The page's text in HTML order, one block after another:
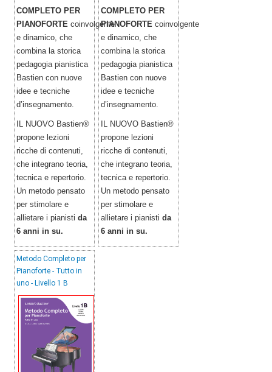
COMPLETO PER
PIANOFORTE coinvolgente
e dinamico, che
combina la storica
pedagogia pianistica
Bastien con nuove
idee e tecniche
d’insegnamento.
IL NUOVO Bastien®
propone lezioni
ricche di contenuti,
che integrano teoria,
tecnica e repertorio.
Un metodo pensato
per stimolare e
allietare i pianisti da
6 anni in su.
COMPLETO PER
PIANOFORTE coinvolgente
e dinamico, che
combina la storica
pedagogia pianistica
Bastien con nuove
idee e tecniche
d’insegnamento.
IL NUOVO Bastien®
propone lezioni
ricche di contenuti,
che integrano teoria,
tecnica e repertorio.
Un metodo pensato
per stimolare e
allietare i pianisti da
6 anni in su.
Metodo Completo per
Pianoforte - Tutto in
uno - Livello 1 B